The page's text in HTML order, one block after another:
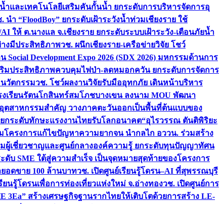
และเทคโนโลยีเสริมคันกั้นน้ำ ยกระดับการบริหารจัดการอุ
นำ “FloodBoy” ยกระดับเฝ้าระวังน้ำท่วมเชียงราย ใช้
ให้ ต.นางแล จ.เชียงราย ยกระดับระบบเฝ้าระวัง-เตือนภัยน้ำ
งมีประสิทธิภาพวช. ผนึกเชียงราย-เครือข่ายวิจัย โชว์
Development Expo 2026 (SDX 2026) มหกรรมด้านการ
มประสิทธิภาพควบคุมไฟป่า-ลดหมอกควัน ยกระดับการจัดการ
วัตกรรมวช. โชว์ผลงานวิจัยรับมืออุทกภัย เดินหน้าบริหาร
เรียนรัตนโกสินทร์สมโภชบางเขน ลงนาม MOU พัฒนา
ตสาหกรรมสำคัญ วางภาคตะวันออกเป็นพื้นที่ต้นแบบของ
ยกระดับทักษะแรงงานไทยรับโลกอนาคต“อุไรวรรณ ตันติพิริยะ
โครงการแก้ไขปัญหาความยากจน นำกลไก อววน. ร่วมสร้าง
มผู้เชี่ยวชาญและศูนย์กลางองค์ความรู้ ยกระดับทุนปัญญาทัศน
ดับ SME ใต้สู่ความสำเร็จ เป็นจุดหมายสุดท้ายของโครงการ
ยอดขาย 100 ล้านบาทวช. เปิดศูนย์เรียนรู้โดรน–AI ที่สุพรรณบุรี
นรู้โดรนเพื่อการท่องเที่ยวแห่งใหม่ จ.อ่างทองวช. เปิดศูนย์การ
3Ea” สร้างเศรษฐกิจฐานรากไทยให้เติบโตด้วยการสร้าง LE-